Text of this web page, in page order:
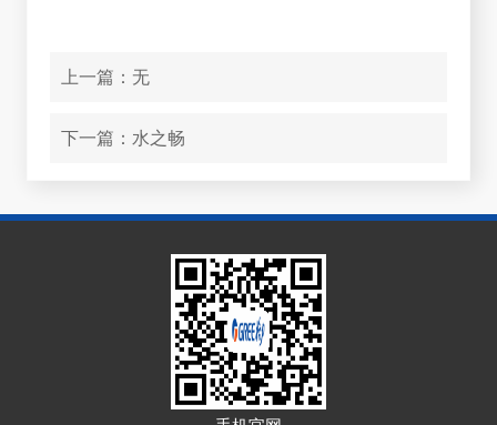
上一篇： 无
下一篇： 水之畅